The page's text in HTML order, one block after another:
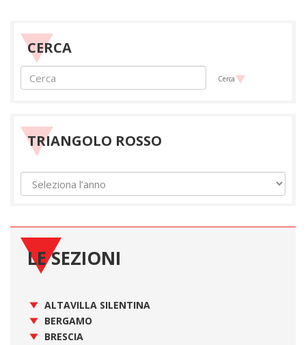
CERCA
Cerca
TRIANGOLO ROSSO
LE SEZIONI
ALTAVILLA SILENTINA
BERGAMO
BRESCIA